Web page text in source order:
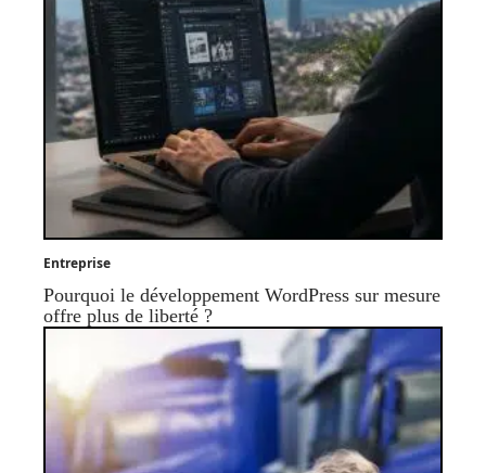
Entreprise
Pourquoi le développement WordPress sur mesure
offre plus de liberté ?